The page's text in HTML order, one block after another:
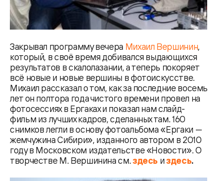
Закрывал программу вечера Михаил Вершинин,
который, в своё время добивался выдающихся
результатов в скалолазании, а теперь покоряет
всё новые и новые вершины в фотоискусстве.
Михаил рассказал о том, как за последние восемь
лет он полтора года чистого времени провел на
фотосессиях в Ергаках и показал нам слайд-
фильм из лучших кадров, сделанных там. 160
снимков легли в основу фотоальбома «Ергаки —
жемчужина Сибири», изданного автором в 2010
году в Московском издательстве «Новости». О
творчестве М. Вершинина см.здесь издесь.